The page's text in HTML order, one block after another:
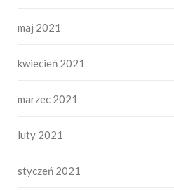
maj 2021
kwiecień 2021
marzec 2021
luty 2021
styczeń 2021